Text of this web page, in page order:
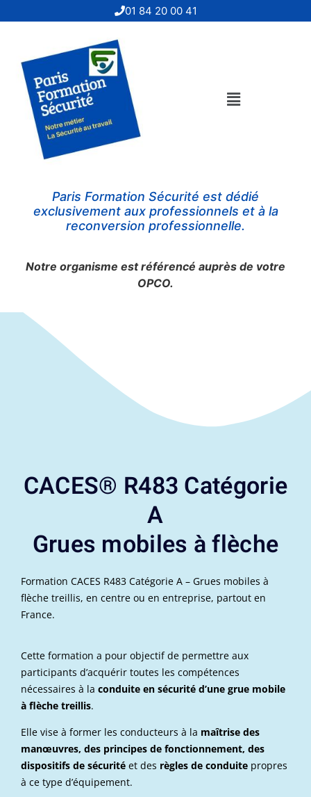
01 84 20 00 41
Paris Formation Sécurité est dédié
exclusivement aux professionnels et à la
reconversion professionnelle.
Notre organisme est référencé auprès de votre
OPCO.
Les formations sont dispensées par des organismes de formation habilités par le réseau Assurance
CACES® R483 Catégorie
A
Grues mobiles à flèche
Formation CACES R483 Catégorie A – Grues mobiles à
flèche treillis, en centre ou en entreprise, partout en
France.
Cette formation a pour objectif de permettre aux
participants d’acquérir toutes les compétences
nécessaires à la conduite en sécurité d’une grue mobile
à flèche treillis.
Elle vise à former les conducteurs à la maîtrise des
manœuvres, des principes de fonctionnement, des
dispositifs de sécurité et des règles de conduite propres
à ce type d’équipement.